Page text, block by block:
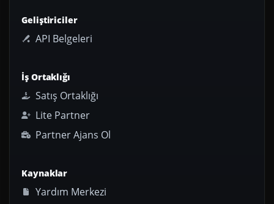
Geliştiriciler
API Belgeleri
İş Ortaklığı
Satış Ortaklığı
Lite Partner
Partner Ajans Ol
Kaynaklar
Yardım Merkezi